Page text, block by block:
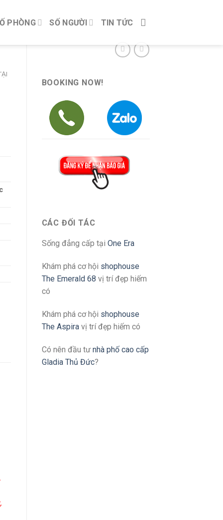
PHÒNG SỐ NGƯỜI TIN TỨC
BOOKING NOW!
CÁC ĐỐI TÁC
Sống đẳng cấp tại One Era
Khám phá cơ hội shophouse
The Emerald 68 vị trí đẹp hiếm
có
Khám phá cơ hội shophouse
The Aspiravị trí đẹp hiếm có
Có nên đầu tư nhà phố cao cấp
Gladia Thủ Đức?